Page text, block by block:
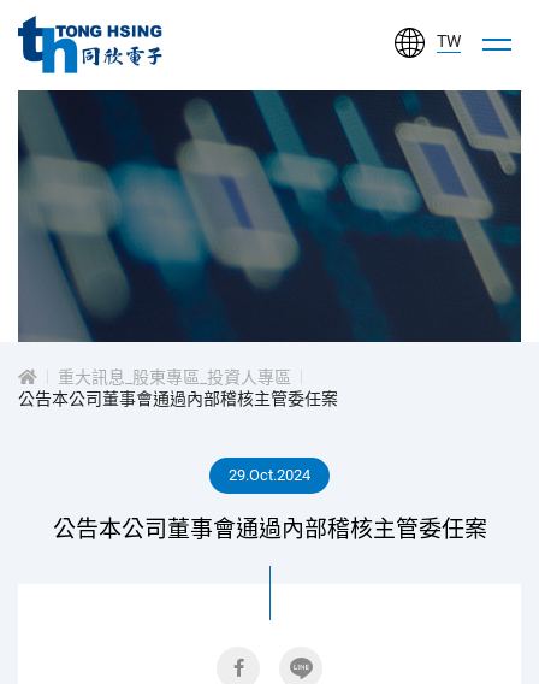
同
欣
電
子
工
份
有
限
TW
投
人
專
區
重大訊息_股東專區_投資人專區
公告本公司董事會通過內部稽核主管委任案
29.Oct.2024
公告本公司董事會通過內部稽核主管委任案